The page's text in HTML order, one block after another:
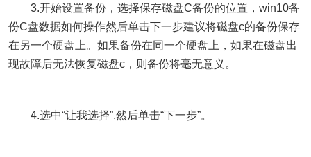
3.开始设置备份，选择保存磁盘C备份的位置，win10备
份C盘数据如何操作然后单击下一步建议将磁盘c的备份保存
在另一个硬盘上。如果备份在同一个硬盘上，如果在磁盘出
现故障后无法恢复磁盘c，则备份将毫无意义。
4.选中“让我选择”,然后单击“下一步”。